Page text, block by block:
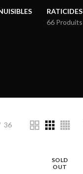
RATICIDES
66 Produits
36
SOLD
OUT